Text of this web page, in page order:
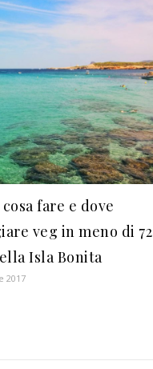
fare e dove
veg in meno di 72
Isla Bonita
2017